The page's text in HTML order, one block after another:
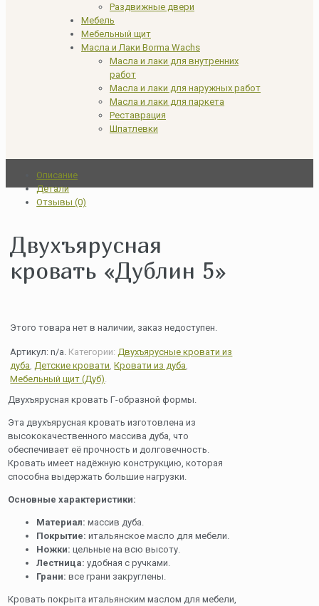
Раздвижные двери
Мебель
Мебельный щит
Масла и Лаки Borma Wachs
Масла и лаки для внутренних
работ
Масла и лаки для наружных работ
Масла и лаки для паркета
Реставрация
Шпатлевки
Двухъярусная
кровать «Дублин 5»
Этого товара нет в наличии, заказ недоступен.
Артикул:n/a. Категории:Двухъярусные кровати из
дуба,Детские кровати,Кровати из дуба,
Мебельный щит (Дуб).
Описание
Детали
Отзывы (0)
Двухъярусная кровать Г-образной формы.
Эта двухъярусная кровать изготовлена из
высококачественного массива дуба, что
обеспечивает её прочность и долговечность.
Кровать имеет надёжную конструкцию, которая
способна выдержать большие нагрузки.
Основные характеристики:
Материал:массив дуба.
Покрытие:итальянское масло для мебели.
Ножки:цельные на всю высоту.
Лестница:удобная с ручками.
Грани:все грани закруглены.
Кровать покрыта итальянским маслом для мебели,